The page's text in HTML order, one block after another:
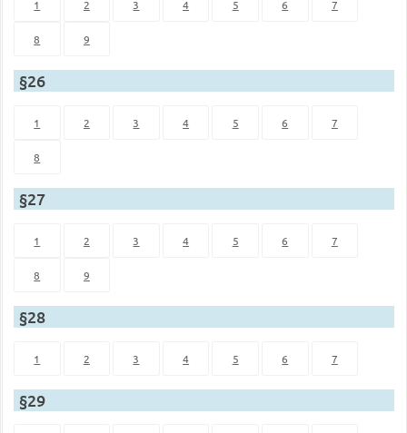
1 2 3 4 5 6 7
8 9
§26
1 2 3 4 5 6 7
8
§27
1 2 3 4 5 6 7
8 9
§28
1 2 3 4 5 6 7
§29